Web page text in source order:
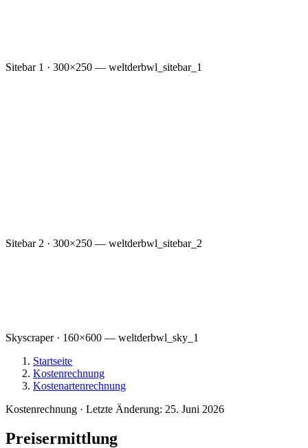
Sitebar 1 · 300×250 — weltderbwl_sitebar_1
Sitebar 2 · 300×250 — weltderbwl_sitebar_2
Skyscraper · 160×600 — weltderbwl_sky_1
Startseite
Kostenrechnung
Kostenartenrechnung
Kostenrechnung · Letzte Änderung: 25. Juni 2026
Preisermittlung